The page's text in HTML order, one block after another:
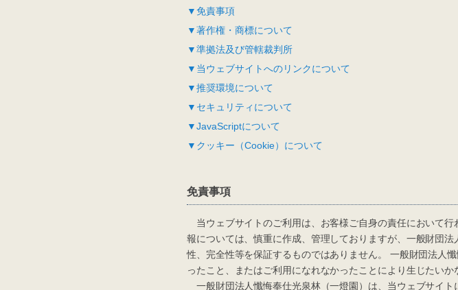
▼免責事項
▼著作権・商標について
▼準拠法及び管轄裁判所
▼当ウェブサイトへのリンクについて
▼推奨環境について
▼セキュリティについて
▼JavaScriptについて
▼クッキー（Cookie）について
免責事項
当ウェブサイトのご利用は、お客様ご自身の責任において
報については、慎重に作成、管理しておりますが、一般財団
性、完全性等を保証するものではありません。 一般財団法人
ったこと、またはご利用になれなかったことにより生じたいか
一般財団法人懺悔奉仕光泉林（一燈園）は、当ウェブサイ